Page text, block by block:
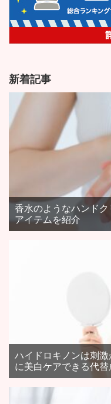
新着記事
香水のようなハンド
アイテムを紹介
ハイドロキノンは刺
に美白ケアできる代替